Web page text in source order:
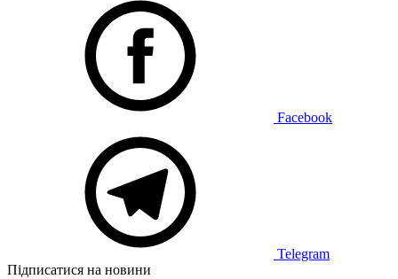
Facebook
Telegram
Підписатися на новини